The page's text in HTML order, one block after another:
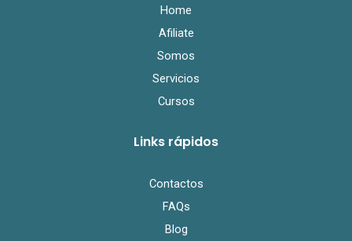
Home
Afiliate
Somos
Servicios
Cursos
Links rápidos
Contactos
FAQs
Blog